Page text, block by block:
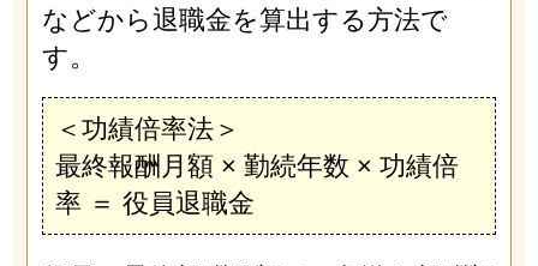
などから退職金を算出する方法で
す。
＜功績倍率法＞
最終報酬月額 × 勤続年数 × 功績倍
率 ＝ 役員退職金